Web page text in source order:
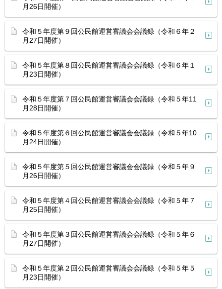
月26日開催）
令和５年度第９回公民館運営審議会会議録（令和６年２
月27日開催）
令和５年度第８回公民館運営審議会会議録（令和６年１
月23日開催）
令和５年度第７回公民館運営審議会会議録（令和５年11
月28日開催）
令和５年度第６回公民館運営審議会会議録（令和５年10
月24日開催）
令和５年度第５回公民館運営審議会会議録（令和５年９
月26日開催）
令和５年度第４回公民館運営審議会会議録（令和５年７
月25日開催）
令和５年度第３回公民館運営審議会会議録（令和５年６
月27日開催）
令和５年度第２回公民館運営審議会会議録（令和５年５
月23日開催）